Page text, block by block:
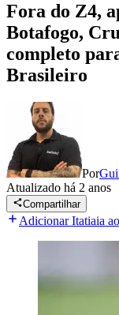
Fora do Z4,
Botafogo,
completo
Brasileiro
Por
Atualizado há 2 anos
Compartilhar
Adicionar Itatiaia ao